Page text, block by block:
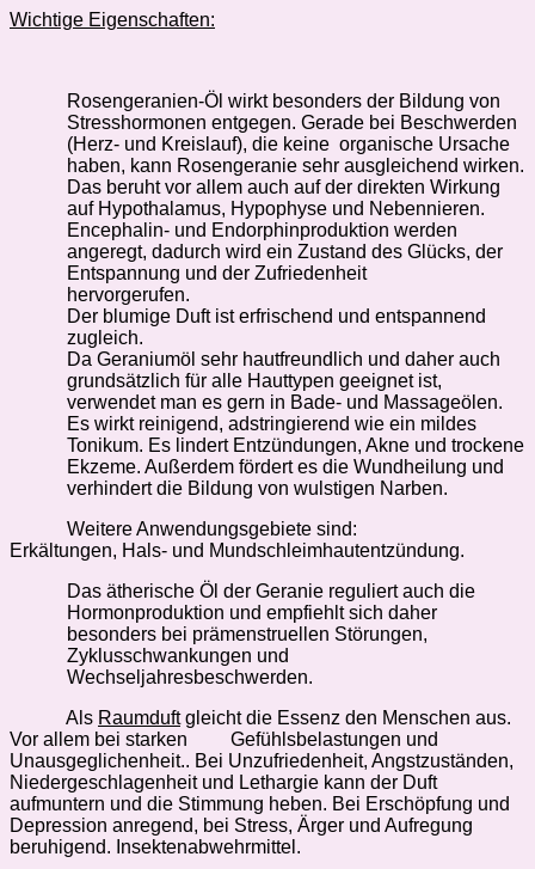
Wichtige Eigenschaften:
Rosengeranien-Öl wirkt besonders der Bildung von
Stresshormonen entgegen. Gerade bei Beschwerden
(Herz- und Kreislauf), die keine organische Ursache
haben, kann Rosengeranie sehr ausgleichend wirken.
Das beruht vor allem auch auf der direkten Wirkung
auf Hypothalamus, Hypophyse und Nebennieren.
Encephalin- und Endorphinproduktion werden
angeregt, dadurch wird ein Zustand des Glücks, der
Entspannung und der Zufriedenheit
hervorgerufen.
Der blumige Duft ist erfrischend und entspannend
zugleich.
Da Geraniumöl sehr hautfreundlich und daher auch
grundsätzlich für alle Hauttypen geeignet ist,
verwendet man es gern in Bade- und Massageölen.
Es wirkt reinigend, adstringierend wie ein mildes
Tonikum. Es lindert Entzündungen, Akne und trockene
Ekzeme. Außerdem fördert es die Wundheilung und
verhindert die Bildung von wulstigen Narben.
Weitere Anwendungsgebiete sind:
Erkältungen, Hals- und Mundschleimhautentzündung.
Das ätherische Öl der Geranie reguliert auch die
Hormonproduktion und empfiehlt sich daher
besonders bei prämenstruellen Störungen,
Zyklusschwankungen und
Wechseljahresbeschwerden.
Als Raumduftgleicht die Essenz den Menschen aus.
Vor allem bei starken Gefühlsbelastungen und
Unausgeglichenheit.. Bei Unzufriedenheit, Angstzuständen,
Niedergeschlagenheit und Lethargie kann der Duft
aufmuntern und die Stimmung heben. Bei Erschöpfung und
Depression anregend, bei Stress, Ärger und Aufregung
beruhigend. Insektenabwehrmittel.